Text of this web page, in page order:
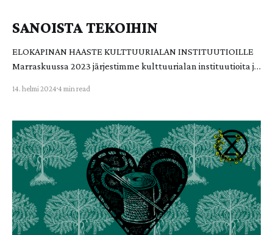
SANOISTA TEKOIHIN
ELOKAPINAN HAASTE KULTTUURIALAN INSTITUUTIOILLE
Marraskuussa 2023 järjestimme kulttuurialan instituutioita ja
keskustelivat Ateneumin johtaja Marja Sakari,
Kansallisteatterin johtaja Mika Myllyaho, HKO:n intendentti
Aleksi Malmberg, Koneen Säätiön tiede- ja taiderahoituksen
johtaja Kalle Korhonen sekä Taideyliopiston rehtori
14. helmi 2024 4 min read